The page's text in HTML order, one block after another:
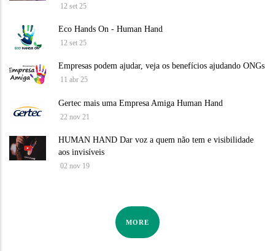
12 set 25
Eco Hands On - Human Hand
12 set 25
Empresas podem ajudar, veja os benefícios ajudando ONGs
11 abr 25
Gertec mais uma Empresa Amiga Human Hand
22 nov 21
HUMAN HAND Dar voz a quem não tem e visibilidade
aos invisíveis
02 nov 19
MORE